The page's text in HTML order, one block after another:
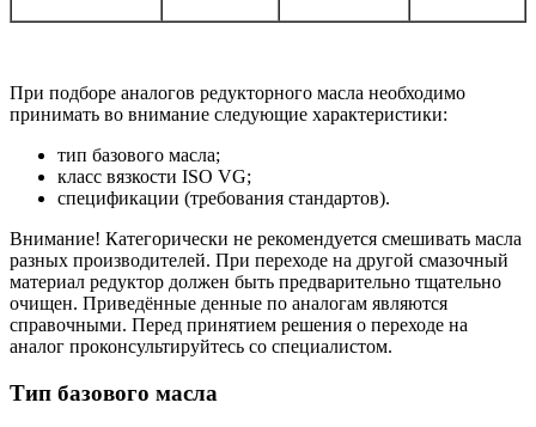
При подборе аналогов редукторного масла необходимо
принимать во внимание следующие характеристики:
тип базового масла;
класс вязкости ISO VG;
спецификации (требования стандартов).
Внимание! Категорически не рекомендуется смешивать масла
разных производителей. При переходе на другой смазочный
материал редуктор должен быть предварительно тщательно
очищен. Приведённые денные по аналогам являются
справочными. Перед принятием решения о переходе на
аналог проконсультируйтесь со специалистом.
Тип базового масла